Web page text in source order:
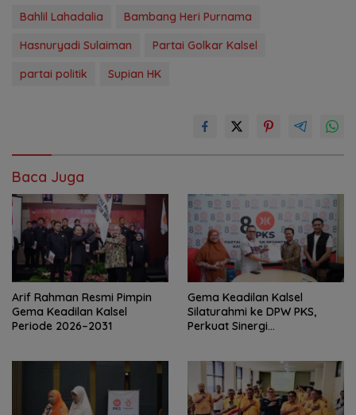
Bahlil Lahadalia
Bambang Heri Purnama
Hasnuryadi Sulaiman
Partai Golkar Kalsel
partai politik
Supian HK
Baca Juga
Arif Rahman Resmi Pimpin
Gema Keadilan Kalsel
Periode 2026–2031
‎Gema Keadilan Kalsel
Silaturahmi ke DPW PKS,
Perkuat Sinergi